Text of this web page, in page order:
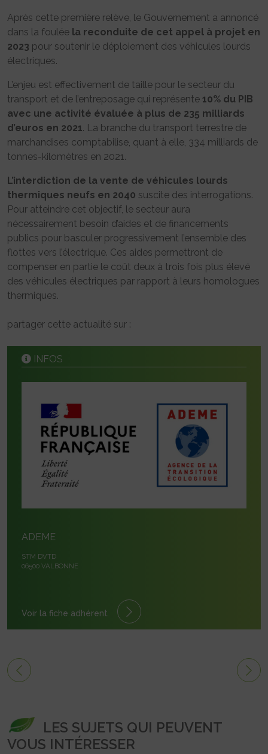
Après cette première relève, le Gouvernement a annoncé
dans la foulée la reconduite de cet appel à projet en
2023 pour soutenir le déploiement des véhicules lourds
électriques.
L’enjeu est effectivement de taille pour le secteur du
transport et de l’entreposage qui représente 10% du PIB
avec une activité évaluée à plus de 235 milliards
d’euros en 2021. La branche du transport terrestre de
marchandises comptabilise, quant à elle, 334 milliards de
tonnes-kilomètres en 2021.
L’interdiction de la vente de véhicules lourds
thermiques neufs en 2040 suscite des interrogations.
Pour atteindre cet objectif, le secteur aura
nécessairement besoin d’aides et de financements
publics pour basculer progressivement l’ensemble des
flottes vers l’électrique. Ces aides permettront de
compenser en partie le coût deux à trois fois plus élevé
des véhicules électriques par rapport à leurs homologues
thermiques.
partager cette actualité sur :
INFOS
ADEME
STM DVTD
06500 VALBONNE
Voir la fiche adhérent
LES SUJETS QUI PEUVENT
VOUS INTÉRESSER